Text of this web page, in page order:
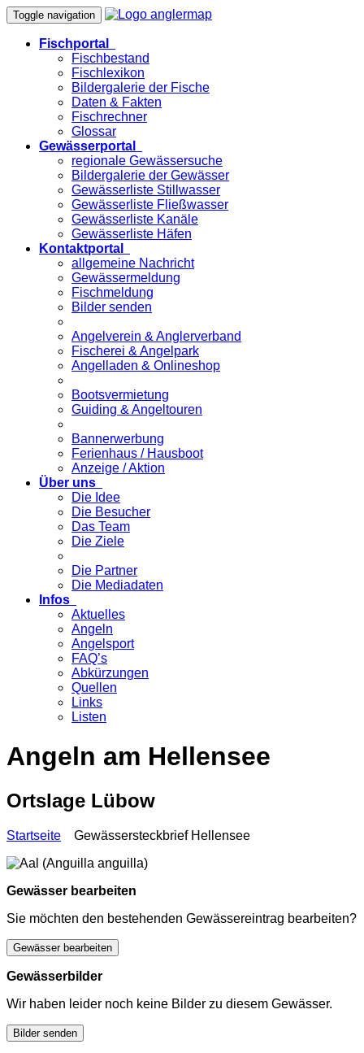
Toggle navigation
Fischportal
Fischbestand
Fischlexikon
Bildergalerie der Fische
Daten & Fakten
Fischrechner
Glossar
Gewässerportal
regionale Gewässersuche
Bildergalerie der Gewässer
Gewässerliste Stillwasser
Gewässerliste Fließwasser
Gewässerliste Kanäle
Gewässerliste Häfen
Kontaktportal
allgemeine Nachricht
Gewässermeldung
Fischmeldung
Bilder senden
Angelverein & Anglerverband
Fischerei & Angelpark
Angelladen & Onlineshop
Bootsvermietung
Guiding & Angeltouren
Bannerwerbung
Ferienhaus / Hausboot
Anzeige / Aktion
Über uns
Die Idee
Die Besucher
Das Team
Die Ziele
Die Partner
Die Mediadaten
Infos
Aktuelles
Angeln
Angelsport
FAQ’s
Abkürzungen
Quellen
Links
Listen
Angeln am Hellensee
Ortslage Lübow
Startseite Gewässersteckbrief Hellensee
Gewässer bearbeiten
Sie möchten den bestehenden Gewässereintrag bearbeiten?
Gewässer bearbeiten
Gewässerbilder
Wir haben leider noch keine Bilder zu diesem Gewässer.
Bilder senden